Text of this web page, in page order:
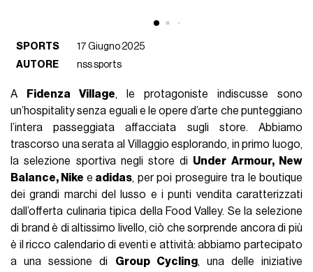
SPORTS
17 Giugno 2025
AUTORE
nss sports
A Fidenza Village, le protagoniste indiscusse sono
un’hospitality senza eguali e le opere d’arte che punteggiano
l’intera passeggiata affacciata sugli store. Abbiamo
trascorso una serata al Villaggio esplorando, in primo luogo,
la selezione sportiva negli store di Under Armour, New
Balance, Nike e adidas, per poi proseguire tra le boutique
dei grandi marchi del lusso e i punti vendita caratterizzati
dall’offerta culinaria tipica della Food Valley. Se la selezione
di brand è di altissimo livello, ciò che sorprende ancora di più
è il ricco calendario di eventi e attività: abbiamo partecipato
a una sessione di Group Cycling, una delle iniziative